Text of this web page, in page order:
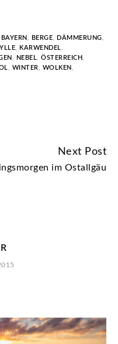
BAYERN, BERGE, DÄMMERUNG,
, KARWENDEL,
, NEBEL, ÖSTERREICH,
, WINTER, WOLKEN,
Next Post
im Ostallgäu